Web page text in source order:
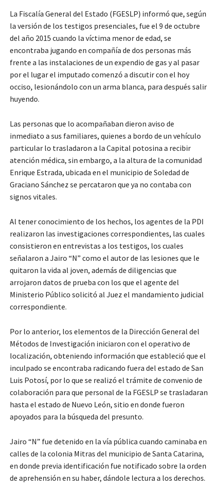
La Fiscalía General del Estado (FGESLP) informó que, según
la versión de los testigos presenciales, fue el 9 de octubre
del año 2015 cuando la víctima menor de edad, se
encontraba jugando en compañía de dos personas más
frente a las instalaciones de un expendio de gas y al pasar
por el lugar el imputado comenzó a discutir con el hoy
occiso, lesionándolo con un arma blanca, para después salir
huyendo.
Las personas que lo acompañaban dieron aviso de
inmediato a sus familiares, quienes a bordo de un vehículo
particular lo trasladaron a la Capital potosina a recibir
atención médica, sin embargo, a la altura de la comunidad
Enrique Estrada, ubicada en el municipio de Soledad de
Graciano Sánchez se percataron que ya no contaba con
signos vitales.
Al tener conocimiento de los hechos, los agentes de la PDI
realizaron las investigaciones correspondientes, las cuales
consistieron en entrevistas a los testigos, los cuales
señalaron a Jairo “N” como el autor de las lesiones que le
quitaron la vida al joven, además de diligencias que
arrojaron datos de prueba con los que el agente del
Ministerio Público solicitó al Juez el mandamiento judicial
correspondiente.
Por lo anterior, los elementos de la Dirección General del
Métodos de Investigación iniciaron con el operativo de
localización, obteniendo información que estableció que el
inculpado se encontraba radicando fuera del estado de San
Luis Potosí, por lo que se realizó el trámite de convenio de
colaboración para que personal de la FGESLP se trasladaran
hasta el estado de Nuevo León, sitio en donde fueron
apoyados para la búsqueda del presunto.
Jairo “N” fue detenido en la vía pública cuando caminaba en
calles de la colonia Mitras del municipio de Santa Catarina,
en donde previa identificación fue notificado sobre la orden
de aprehensión en su haber, dándole lectura a los derechos.